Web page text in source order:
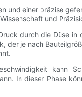
und einer präzise
und
durch die Düse
der je nach
kann
In dieser Phase